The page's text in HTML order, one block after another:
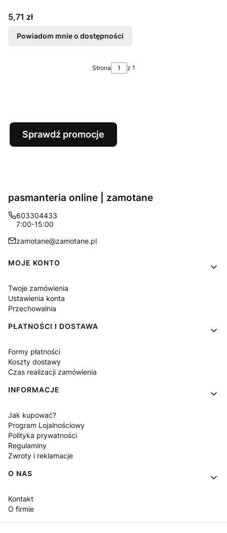
Cena
5,71 zł
Powiadom mnie o dostępności
Strona z 1
Sprawdź promocje
pasmanteria online | zamotane
603304433
7:00-15:00
zamotane@zamotane.pl
Linki w stopce
MOJE KONTO
Twoje zamówienia
Ustawienia konta
Przechowalnia
PŁATNOŚCI I DOSTAWA
Formy płatności
Koszty dostawy
Czas realizacji zamówienia
INFORMACJE
Jak kupować?
Program Lojalnościowy
Polityka prywatności
Regulaminy
Zwroty i reklamacje
O NAS
Kontakt
O firmie